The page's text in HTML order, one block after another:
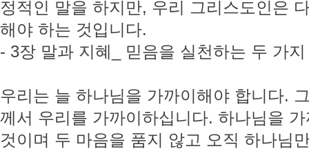
정적인 말을 하지만, 우리 그리스도인은
해야 하는 것입니다.
- 3장 말과 지혜_ 믿음을 실천하는 두 가
우리는 늘 하나님을 가까이해야 합니다.
께서 우리를 가까이하십니다. 하나님을
것이며 두 마음을 품지 않고 오직 하나님